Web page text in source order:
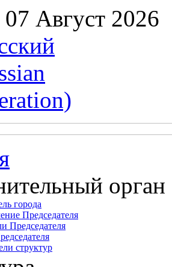
Август 2026
орган
города
Председателя
Председателя
структур